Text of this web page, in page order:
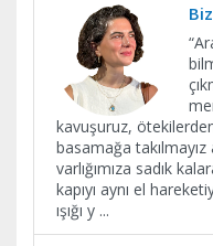
kavuşuruz,
basamağa takılmayız
varlığımıza sadık
kapıyı aynı el
ışığı y ...